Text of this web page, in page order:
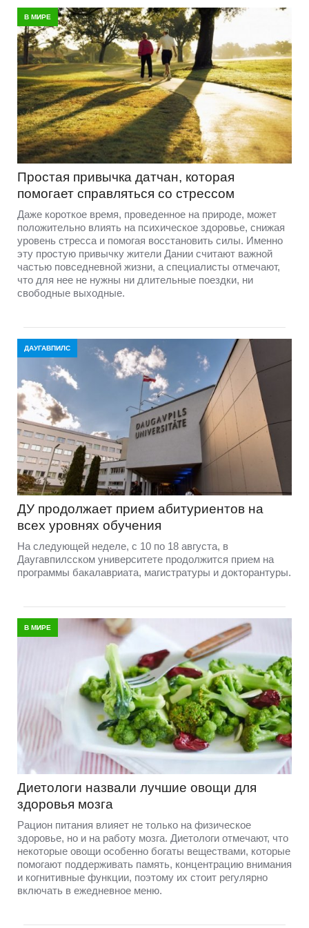
В МИРЕ
Простая привычка датчан, которая
помогает справляться со стрессом
Даже короткое время, проведенное на природе, может
положительно влиять на психическое здоровье, снижая
уровень стресса и помогая восстановить силы. Именно
эту простую привычку жители Дании считают важной
частью повседневной жизни, а специалисты отмечают,
что для нее не нужны ни длительные поездки, ни
свободные выходные.
ДАУГАВПИЛС
ДУ продолжает прием абитуриентов на
всех уровнях обучения
На следующей неделе, с 10 по 18 августа, в
Даугавпилсском университете продолжится прием на
программы бакалавриата, магистратуры и докторантуры.
В МИРЕ
Диетологи назвали лучшие овощи для
здоровья мозга
Рацион питания влияет не только на физическое
здоровье, но и на работу мозга. Диетологи отмечают, что
некоторые овощи особенно богаты веществами, которые
помогают поддерживать память, концентрацию внимания
и когнитивные функции, поэтому их стоит регулярно
включать в ежедневное меню.